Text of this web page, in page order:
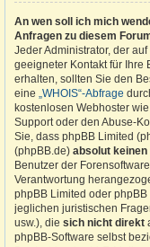
An wen soll ich mich
Anfragen zu diesem
Jeder Administrator, der
geeigneter Kontakt für Ihre
erhalten, sollten Sie den
eine „WHOIS“-Abfrage
kostenlosen Webhoster
Support oder den Abuse-
Sie, dass phpBB Limited
(phpBB.de) absolut keinen
Benutzer der
Verantwortung
phpBB Limited oder
jeglichen juristischen
usw.), die sich nicht direkt
phpBB-Software selbst